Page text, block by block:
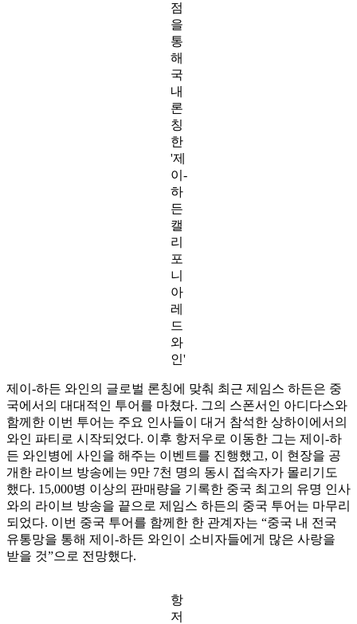
점
을
통
해
국
내
론
칭
한
'제
이-
하
든
캘
리
포
니
아
레
드
와
인'
제이-하든 와인의 글로벌 론칭에 맞춰 최근 제임스 하든은 중
국에서의 대대적인 투어를 마쳤다. 그의 스폰서인 아디다스와
함께한 이번 투어는 주요 인사들이 대거 참석한 상하이에서의
와인 파티로 시작되었다. 이후 항저우로 이동한 그는 제이-하
든 와인병에 사인을 해주는 이벤트를 진행했고, 이 현장을 공
개한 라이브 방송에는 9만 7천 명의 동시 접속자가 몰리기도
했다. 15,000병 이상의 판매량을 기록한 중국 최고의 유명 인사
와의 라이브 방송을 끝으로 제임스 하든의 중국 투어는 마무리
되었다. 이번 중국 투어를 함께한 한 관계자는 “중국 내 전국
유통망을 통해 제이-하든 와인이 소비자들에게 많은 사랑을
받을 것”으로 전망했다.
항
저